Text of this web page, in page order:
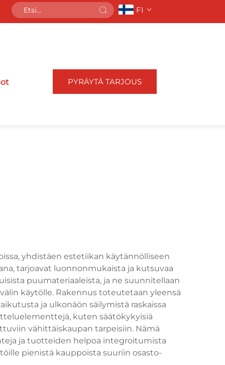
FI
PYRÄYTÄ TARJOUS
yhdistäen estetiikan käytännölliseen
tarjoavat luonnonmukaista ja kutsuvaa
puumateriaaleista, ja ne suunnitellaan
käytölle. Rakennus toteutetaan yleensä
ja ulkonäön säilymistä raskaissa
kuten säätökykyisiä
vähittäiskaupan tarpeisiin. Nämä
ja tuotteiden helpoa integroitumista
pienistä kauppoista suuriin osasto-